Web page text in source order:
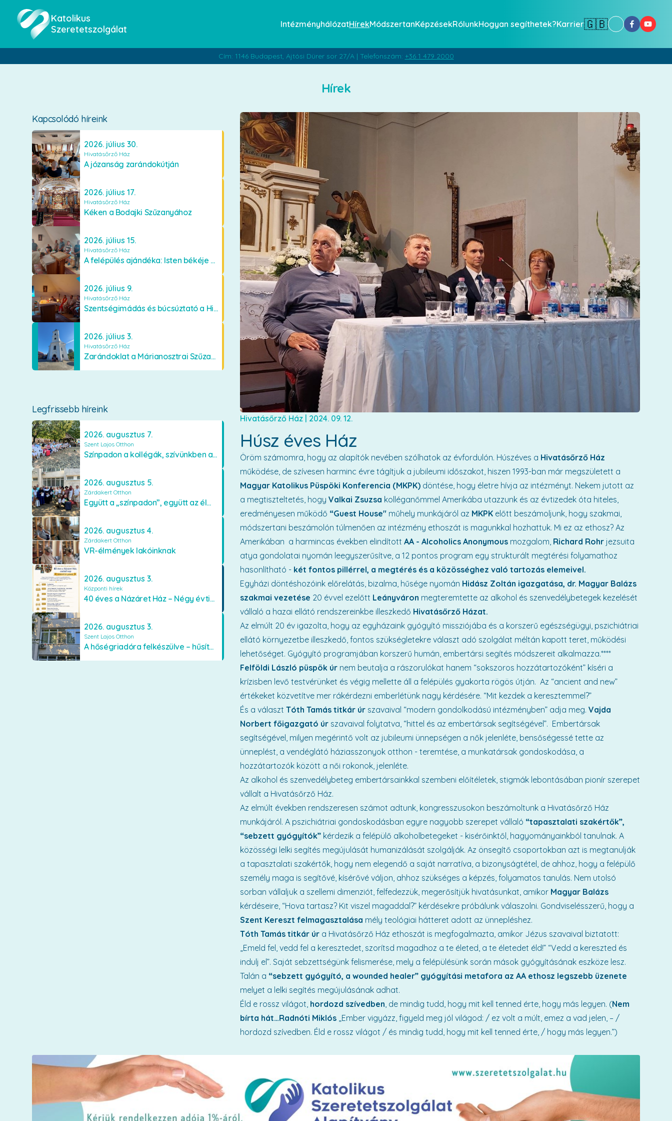
Katolikus
Szeretetszolgálat
IntézményhálózatHírekMódszertanKépzésekRólunkHogyan segíthetek?Karrier🇬🇧
Cím: 1146 Budapest, Ajtósi Dürer sor 27/A | Telefonszám: +36 1 479 2000
Hírek
Kapcsolódó híreink
2026. július 30.
Hivatásőrző Ház
A józanság zarándokútján
2026. július 17.
Hivatásőrző Ház
Kéken a Bodajki Szűzanyához
2026. július 15.
Hivatásőrző Ház
A felépülés ajándéka: Isten békéje és a boldogság
2026. július 9.
Hivatásőrző Ház
Szentségimádás és búcsúztató a Hivatásőrző Házban
2026. július 3.
Hivatásőrző Ház
Zarándoklat a Márianosztrai Szűzanyához
Legfrissebb híreink
2026. augusztus 7.
Szent Lajos Otthon
Színpadon a kollégák, szívünkben a lakók
2026. augusztus 5.
Zárdakert Otthon
Együtt a „színpadon”, együtt az élményekért 🎭✨
2026. augusztus 4.
Zárdakert Otthon
VR-élmények lakóinknak
2026. augusztus 3.
Központi hírek
40 éves a Názáret Ház – Négy évtized szeretetben és gondoskodásban
2026. augusztus 3.
Szent Lajos Otthon
A hőségriadóra felkészülve – hűsítő fejlesztések a Szent Lajos Otthonban
Hivatásőrző Ház 2024. 09. 12.
Húsz éves Ház
Öröm számomra, hogy az alapítók nevében szólhatok az évfordulón. Húszéves a Hivatásőrző Ház
működése, de szívesen harminc évre tágítjuk a jubileumi időszakot, hiszen 1993-ban már megszületett a
Magyar Katolikus Püspöki Konferencia (MKPK) döntése, hogy életre hívja az intézményt. Nekem jutott az
a megtiszteltetés, hogy Valkai Zsuzsa kolléganőmmel Amerikába utazzunk és az évtizedek óta hiteles,
eredményesen működő “Guest House" műhely munkájáról az MKPK előtt beszámoljunk, hogy szakmai,
módszertani beszámolón túlmenően az intézmény ethoszát is magunkkal hozhattuk. Mi ez az ethosz? Az
Amerikában a harmincas években elindított AA - Alcoholics Anonymous mozgalom, Richard Rohr jezsuita
atya gondolatai nyomán leegyszerűsítve, a 12 pontos program egy strukturált megtérési folyamathoz
hasonlítható - két fontos pillérrel, a megtérés és a közösséghez való tartozás elemeivel.
Egyházi döntéshozóink előrelátás, bizalma, hűsége nyomán Hidász Zoltán igazgatása, dr. Magyar Balázs
szakmai vezetése 20 évvel ezelőtt Leányváron megteremtette az alkohol és szenvedélybetegek kezelését
vállaló a hazai ellátó rendszereinkbe illeszkedő Hivatásőrző Házat.
Az elmúlt 20 év igazolta, hogy az egyházaink gyógyító missziójába és a korszerű egészségügyi, pszichiátriai
ellátó környezetbe illeszkedő, fontos szükségletekre választ adó szolgálat méltán kapott teret, működési
lehetőséget. Gyógyító programjában korszerű humán, embertársi segítés módszereit alkalmazza.****
Felföldi László püspök úr nem beutalja a rászorulókat hanem “sokszoros hozzátartozóként” kíséri a
krízisben levő testvérünket és végig mellette áll a felépülés gyakorta rögös útján. Az “ancient and new”
értékeket közvetítve mer rákérdezni emberlétünk nagy kérdésére. “Mit kezdek a keresztemmel?”
És a választ Tóth Tamás titkár úr szavaival “modern gondolkodású intézményben” adja meg. Vajda
Norbert főigazgató úr szavaival folytatva, “hittel és az embertársak segítségével”. Embertársak
segítségével, milyen megérintő volt az jubileumi ünnepségen a nők jelenléte, bensőségessé tette az
ünneplést, a vendéglátó háziasszonyok otthon - teremtése, a munkatársak gondoskodása, a
hozzátartozók között a női rokonok, jelenléte.
Az alkohol és szenvedélybeteg embertársainkkal szembeni előítéletek, stigmák lebontásában pionír szerepet
vállalt a Hivatásőrző Ház.
Az elmúlt években rendszeresen számot adtunk, kongresszusokon beszámoltunk a Hivatásőrző Ház
munkájáról. A pszichiátriai gondoskodásban egyre nagyobb szerepet vállaló “tapasztalati szakértők”,
“sebzett gyógyítók” kérdezik a felépülő alkoholbetegeket - kisérőinktől, hagyományainkból tanulnak. A
közösségi lelki segítés megújulását humanizálását szolgálják. Az önsegítő csoportokban azt is megtanulják
a tapasztalati szakértők, hogy nem elegendő a saját narratíva, a bizonyságtétel, de ahhoz, hogy a felépülő
személy maga is segítővé, kísérővé váljon, ahhoz szükséges a képzés, folyamatos tanulás. Nem utolsó
sorban vállaljuk a szellemi dimenziót, felfedezzük, megerősítjük hivatásunkat, amikor Magyar Balázs
kérdéseire, “Hova tartasz? Kit viszel magaddal?” kérdésekre próbálunk válaszolni. Gondviselésszerű, hogy a
Szent Kereszt felmagasztalása mély teológiai hátteret adott az ünnepléshez.
Tóth Tamás titkár úr a Hivatásőrző Ház ethoszát is megfogalmazta, amikor Jézus szavaival biztatott:
„Emeld fel, vedd fel a keresztedet, szorítsd magadhoz a te életed, a te életedet éld!” “Vedd a kereszted és
indulj el”. Saját sebzettségünk felismerése, mely a felépülésünk során mások gyógyításának eszköze lesz.
Talán a “sebzett gyógyító, a wounded healer” gyógyítási metafora az AA ethosz legszebb üzenete
melyet a lelki segítés megújulásának adhat.
Éld e rossz világot, hordozd szívedben, de mindig tudd, hogy mit kell tenned érte, hogy más legyen. (Nem
bírta hát…Radnóti Miklós „Ember vigyázz, figyeld meg jól világod: / ez volt a múlt, emez a vad jelen, – /
hordozd szívedben. Éld e rossz világot / és mindig tudd, hogy mit kell tenned érte, / hogy más legyen.”)